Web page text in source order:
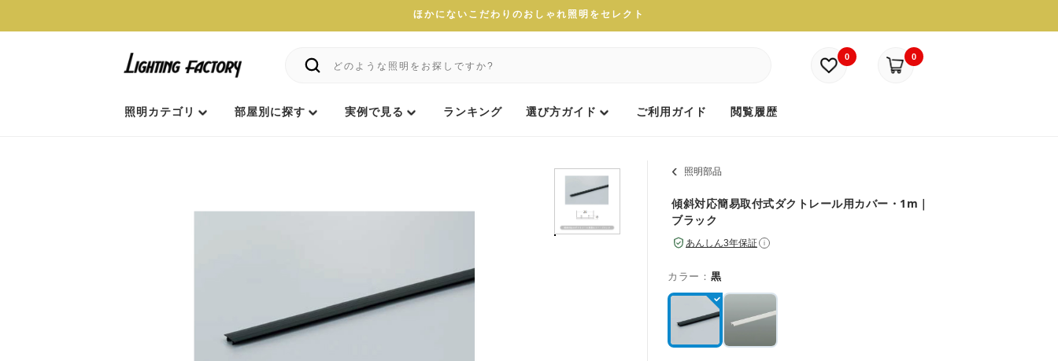
ほかにないこだわりのおしゃれ照明をセレクト
0 0
照明カテゴリ 部屋別に探す 実例で見る ランキング 選び方ガイド ご利用ガイド 閲覧履歴
照明部品
傾斜対応簡易取付式ダクトレール用カバー・1m｜
ブラック
あんしん3年保証 i
カラー： 黒